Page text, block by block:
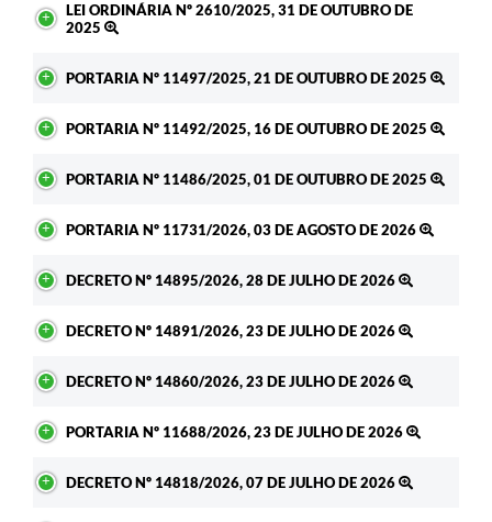
LEI ORDINÁRIA Nº 2610/2025, 31 DE OUTUBRO DE
2025
PORTARIA Nº 11497/2025, 21 DE OUTUBRO DE 2025
PORTARIA Nº 11492/2025, 16 DE OUTUBRO DE 2025
PORTARIA Nº 11486/2025, 01 DE OUTUBRO DE 2025
PORTARIA Nº 11731/2026, 03 DE AGOSTO DE 2026
DECRETO Nº 14895/2026, 28 DE JULHO DE 2026
DECRETO Nº 14891/2026, 23 DE JULHO DE 2026
DECRETO Nº 14860/2026, 23 DE JULHO DE 2026
PORTARIA Nº 11688/2026, 23 DE JULHO DE 2026
DECRETO Nº 14818/2026, 07 DE JULHO DE 2026